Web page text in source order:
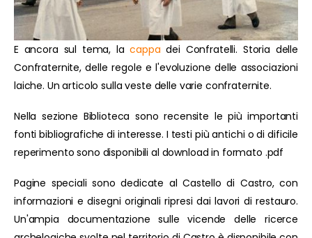
E ancora sul tema, lacappa dei Confratelli. Storia delle
Confraternite, delle regole e l'evoluzione delle associazioni
laiche. Un articolo sulla veste delle varie confraternite.
Nella sezione Biblioteca sono recensite le più importanti
fonti bibliografiche di interesse. I testi più antichi o di dificile
reperimento sono disponibili al download in formato .pdf
Pagine speciali sono dedicate al Castello di Castro, con
informazioni e disegni originali ripresi dai lavori di restauro.
Un'ampia documentazione sulle vicende delle ricerce